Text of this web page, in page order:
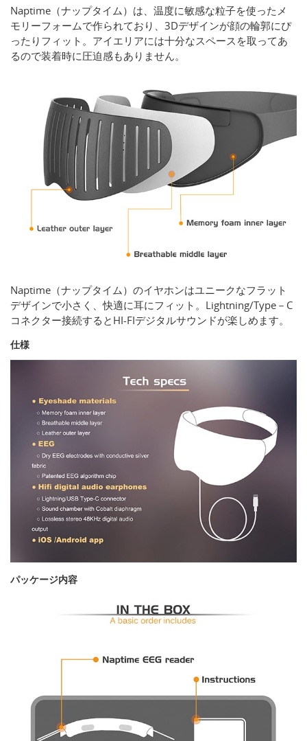
Naptime（ナップタイム）は、温度に敏感な粒子を使ったメ
モリーフォームで作られており、3Dデザインが顔の輪郭にぴ
ったりフィット。アイエリアには十分なスペースを取ってあ
るので装着時に圧迫感もありません。
Naptime（ナップタイム）のイヤホンはユニークなフラット
デザインで小さく、快適に耳にフィット。Lightning/Type－C
コネクター接続するとHI‐FIデジタルサウンドが楽しめます。
仕様
パッケージ内容